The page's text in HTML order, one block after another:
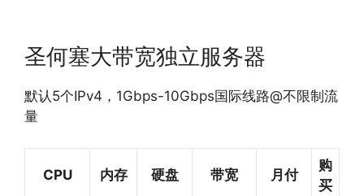
圣何塞大带宽独立服务器
默认5个IPv4，1Gbps-10Gbps国际线路@不限制流
量
CPU 内存 硬盘 带宽 月付
购
买